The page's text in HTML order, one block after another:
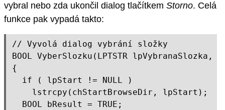
vybral nebo zda ukončil dialog tlačítkem Storno. Celá
funkce pak vypadá takto:
// Vyvolá dialog vybrání složky
BOOL VyberSlozku(LPTSTR lpVybranaSlozka,
{
  if ( lpStart != NULL )
    lstrcpy(chStartBrowseDir, lpStart);
  BOOL bResult = TRUE;